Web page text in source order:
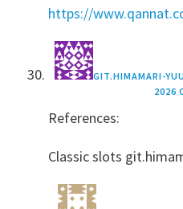
https://
GIT.HIMAMARI-
2026
References:
Classic slots